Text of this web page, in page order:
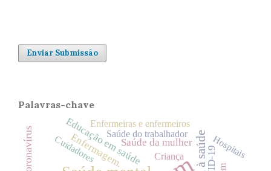
Enviar Submissão
Palavras-chave
Enfermagem.
Educação em saúdeSaúde da mulher
Enfermeiras e enfermeiros
Saúde do trabalhador
Cuidadores Criança Hospitais